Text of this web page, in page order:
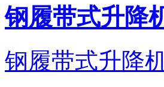
钢履带式升降
钢履带式升降